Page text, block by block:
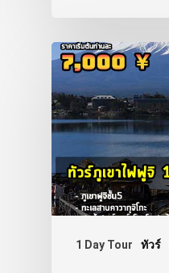
1 Day Tour ทัวร์